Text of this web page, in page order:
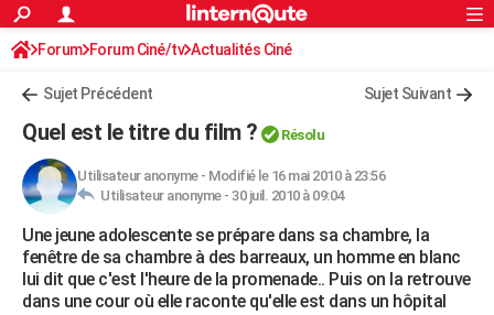
ACTUALITÉS
Politique
Société
Faits Divers
Education
Monde
Villes
+
FINANCE
Retraite
Impôts
Epargne
Immobilier
Risques naturels par ville
Banque
Assurance
Crédit
AUTO
Essais
Réserver un essai
Citadines
Berlines
SUV
Forum auto
+HIGH-TECH
Mobiles
Meilleur smartphone
Internet
Ordinateurs
Jeux vidéo
Guide high-tech
+BRICOLAGE
S'inscrire
Connexion
Forum Forum Ciné/tv Actualités Ciné
Sujet Précédent Sujet Suivant
Quel est le titre du film ? Résolu
Utilisateur anonyme- Modifié le 16 mai 2010 à 23:56
Utilisateur anonyme - 30 juil. 2010 à 09:04
Une jeune adolescente se prépare dans sa chambre, la
fenêtre de sa chambre à des barreaux, un homme en blanc
lui dit que c'est l'heure de la promenade.. Puis on la retrouve
dans une cour où elle raconte qu'elle est dans un hôpital